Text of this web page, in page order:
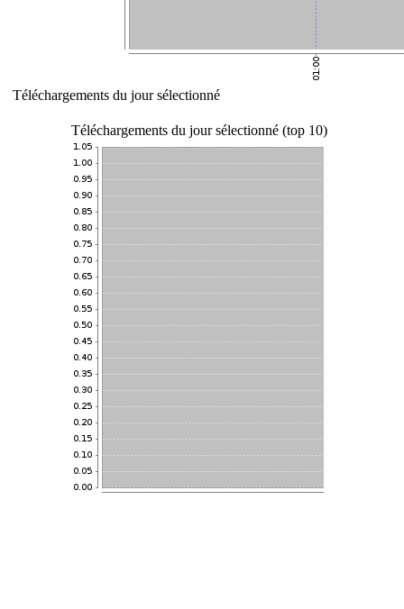
Téléchargements du jour sélectionné
Téléchargements du jour sélectionné (top 10)